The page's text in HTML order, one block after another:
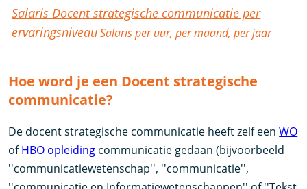
Salaris Docent strategische communicatie per
ervaringsniveauSalaris per uur, per maand, per jaar
Hoe word je een Docent strategische
communicatie?
De docent strategische communicatie heeft zelf eenWO
ofHBO opleiding communicatie gedaan (bijvoorbeeld
''communicatiewetenschap'', ''communicatie'',